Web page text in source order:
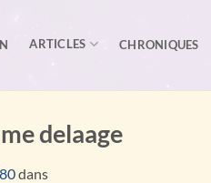
ARTICLES CHRONIQUES
delaage
dans